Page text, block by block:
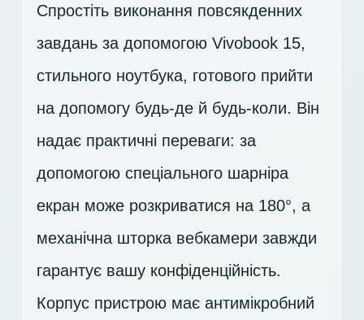
Спростіть виконання повсякденних
завдань за допомогою Vivobook 15,
стильного ноутбука, готового прийти
на допомогу будь-де й будь-коли. Він
надає практичні переваги: за
допомогою спеціального шарніра
екран може розкриватися на 180°, а
механічна шторка вебкамери завжди
гарантує вашу конфіденційність.
Корпус пристрою має антимікробний